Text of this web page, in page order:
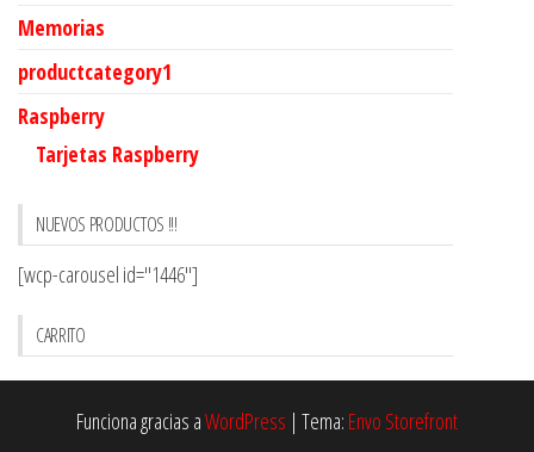
Memorias
productcategory1
Raspberry
Tarjetas Raspberry
NUEVOS PRODUCTOS !!!
[wcp-carousel id="1446"]
CARRITO
Funciona gracias aWordPress | Tema: Envo Storefront